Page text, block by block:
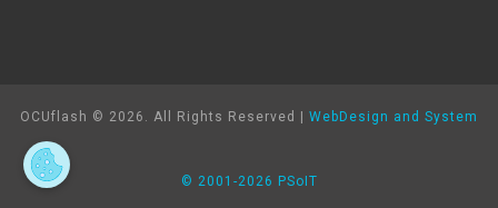
OCUflash © 2026. All Rights Reserved | WebDesign and System
© 2001-2026 PSoIT